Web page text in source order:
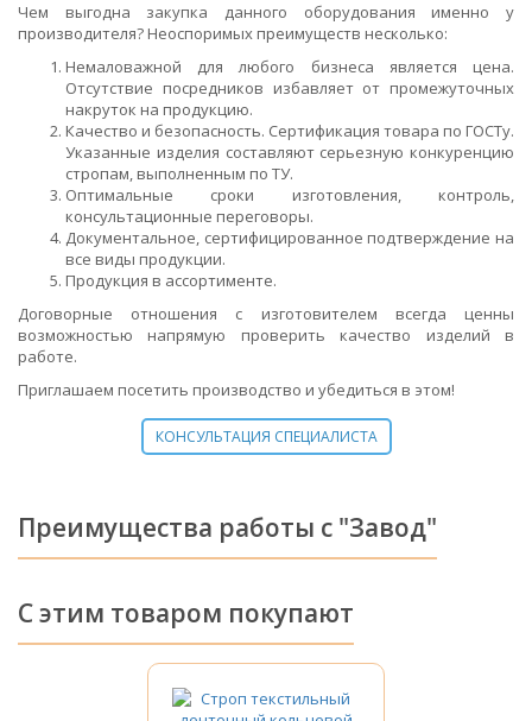
Чем выгодна закупка данного оборудования именно у
производителя? Неоспоримых преимуществ несколько:
Немаловажной для любого бизнеса является цена.
Отсутствие посредников избавляет от промежуточных
накруток на продукцию.
Качество и безопасность. Сертификация товара по ГОСТу.
Указанные изделия составляют серьезную конкуренцию
стропам, выполненным по ТУ.
Оптимальные сроки изготовления, контроль,
консультационные переговоры.
Документальное, сертифицированное подтверждение на
все виды продукции.
Продукция в ассортименте.
Договорные отношения с изготовителем всегда ценны
возможностью напрямую проверить качество изделий в
работе.
Приглашаем посетить производство и убедиться в этом!
КОНСУЛЬТАЦИЯ СПЕЦИАЛИСТА
Преимущества работы с "Завод"
С этим товаром покупают